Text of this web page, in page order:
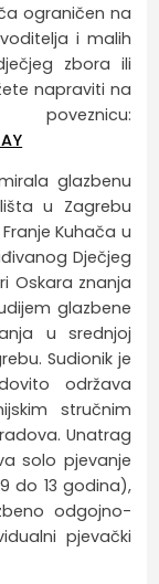
ograničen na
i malih
zbora ili
napraviti na
glazbenu
u Zagrebu
Kuhača u
Dječjeg
Oskara znanja
glazbene
u srednjoj
Sudionik je
održava
stručnim
Unatrag
solo pjevanje
do 13 godina),
odgojno-
pjevački